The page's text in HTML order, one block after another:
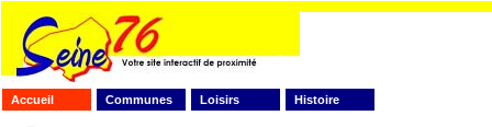
Accueil Communes Loisirs Histoire